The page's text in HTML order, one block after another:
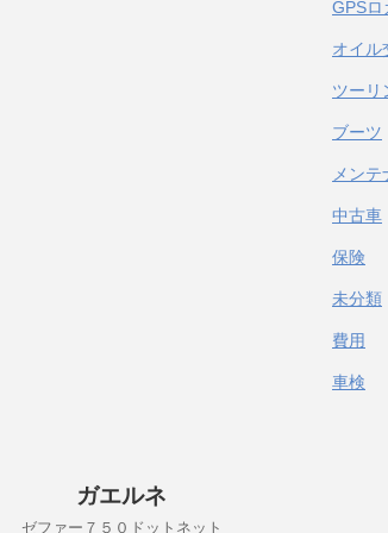
GPSロ
オイル
ツーリ
ブーツ
メンテ
中古車
保険
未分類
費用
車検
ガエルネ
ゼファー７５０ドットネット